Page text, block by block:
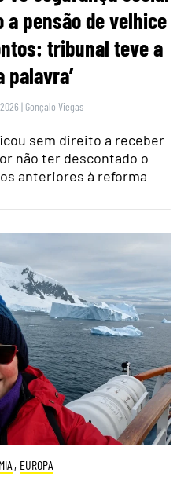
pensão de velhice
tribunal teve a
palavra’
| Gonçalo Viegas
sem direito a receber
não ter descontado o
anteriores à reforma
, EUROPA